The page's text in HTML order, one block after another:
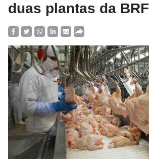
duas plantas da BRF